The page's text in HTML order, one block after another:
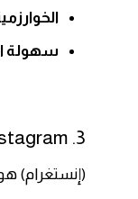
سهولة
3. Instagram
(إنستغرام)